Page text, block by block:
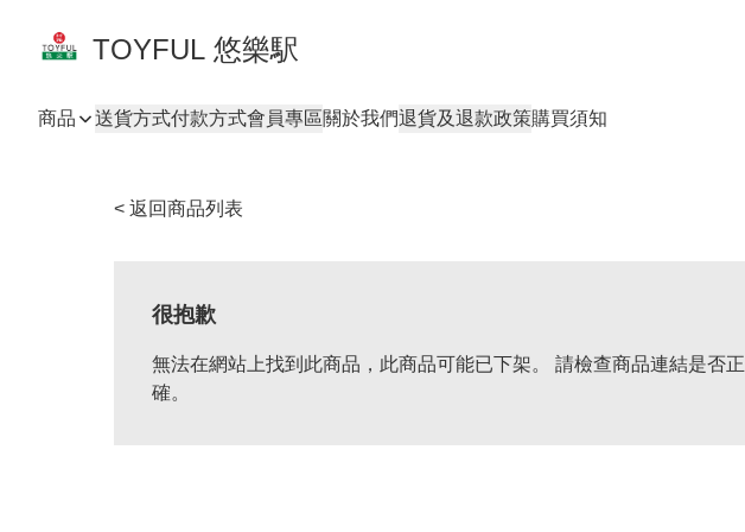
TOYFUL 悠樂駅
商品 送貨方式付款方式會員專區關於我們退貨及退款政策購買須知
< 返回商品列表
很抱歉
無法在網站上找到此商品，此商品可能已下架。 請檢查商品連結是否正
確。